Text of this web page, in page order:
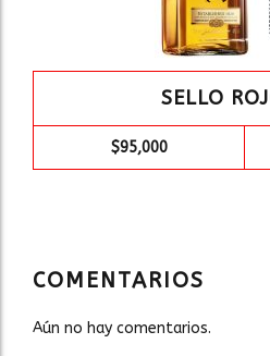
SELLO
$95,000
COMENTARIOS
Aún no hay comentarios.